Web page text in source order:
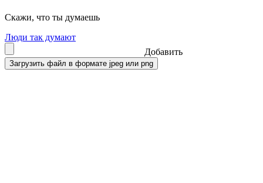
Скажи, что ты думаешь
Люди так думают
Добавить